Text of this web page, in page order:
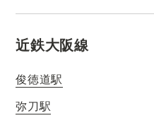
近鉄大阪線
俊徳道駅
弥刀駅